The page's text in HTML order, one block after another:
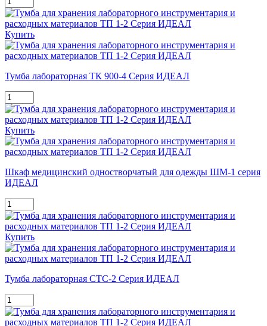
Купить
Тумба лабораторная ТК 900-4 Серия ИДЕАЛ
Купить
Шкаф медицинский одностворчатый для одежды ШМ-1 серия
ИДЕАЛ
Купить
Тумба лабораторная СТС-2 Серия ИДЕАЛ